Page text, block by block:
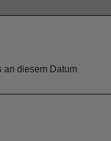
an diesem Datum